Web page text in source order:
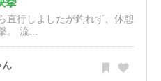
直行しましたが釣れず、休憩
。 流...
ん